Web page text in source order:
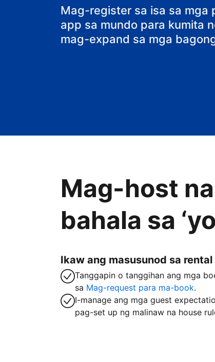
Mag-register sa isa sa mga
app sa mundo para kumita
mag-expand sa mga
Mag-host
bahala sa ‘yo
Ikaw ang masusunod sa rental
Tanggapin o tanggihan ang mga
sa Mag-request para ma-book.
I-manage ang mga guest
pag-set up ng malinaw na house